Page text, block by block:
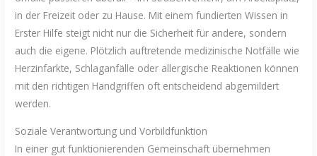
in der Freizeit oder zu Hause. Mit einem fundierten Wissen in
Erster Hilfe steigt nicht nur die Sicherheit für andere, sondern
auch die eigene. Plötzlich auftretende medizinische Notfälle wie
Herzinfarkte, Schlaganfälle oder allergische Reaktionen können
mit den richtigen Handgriffen oft entscheidend abgemildert
werden.
Soziale Verantwortung und Vorbildfunktion
In einer gut funktionierenden Gemeinschaft übernehmen